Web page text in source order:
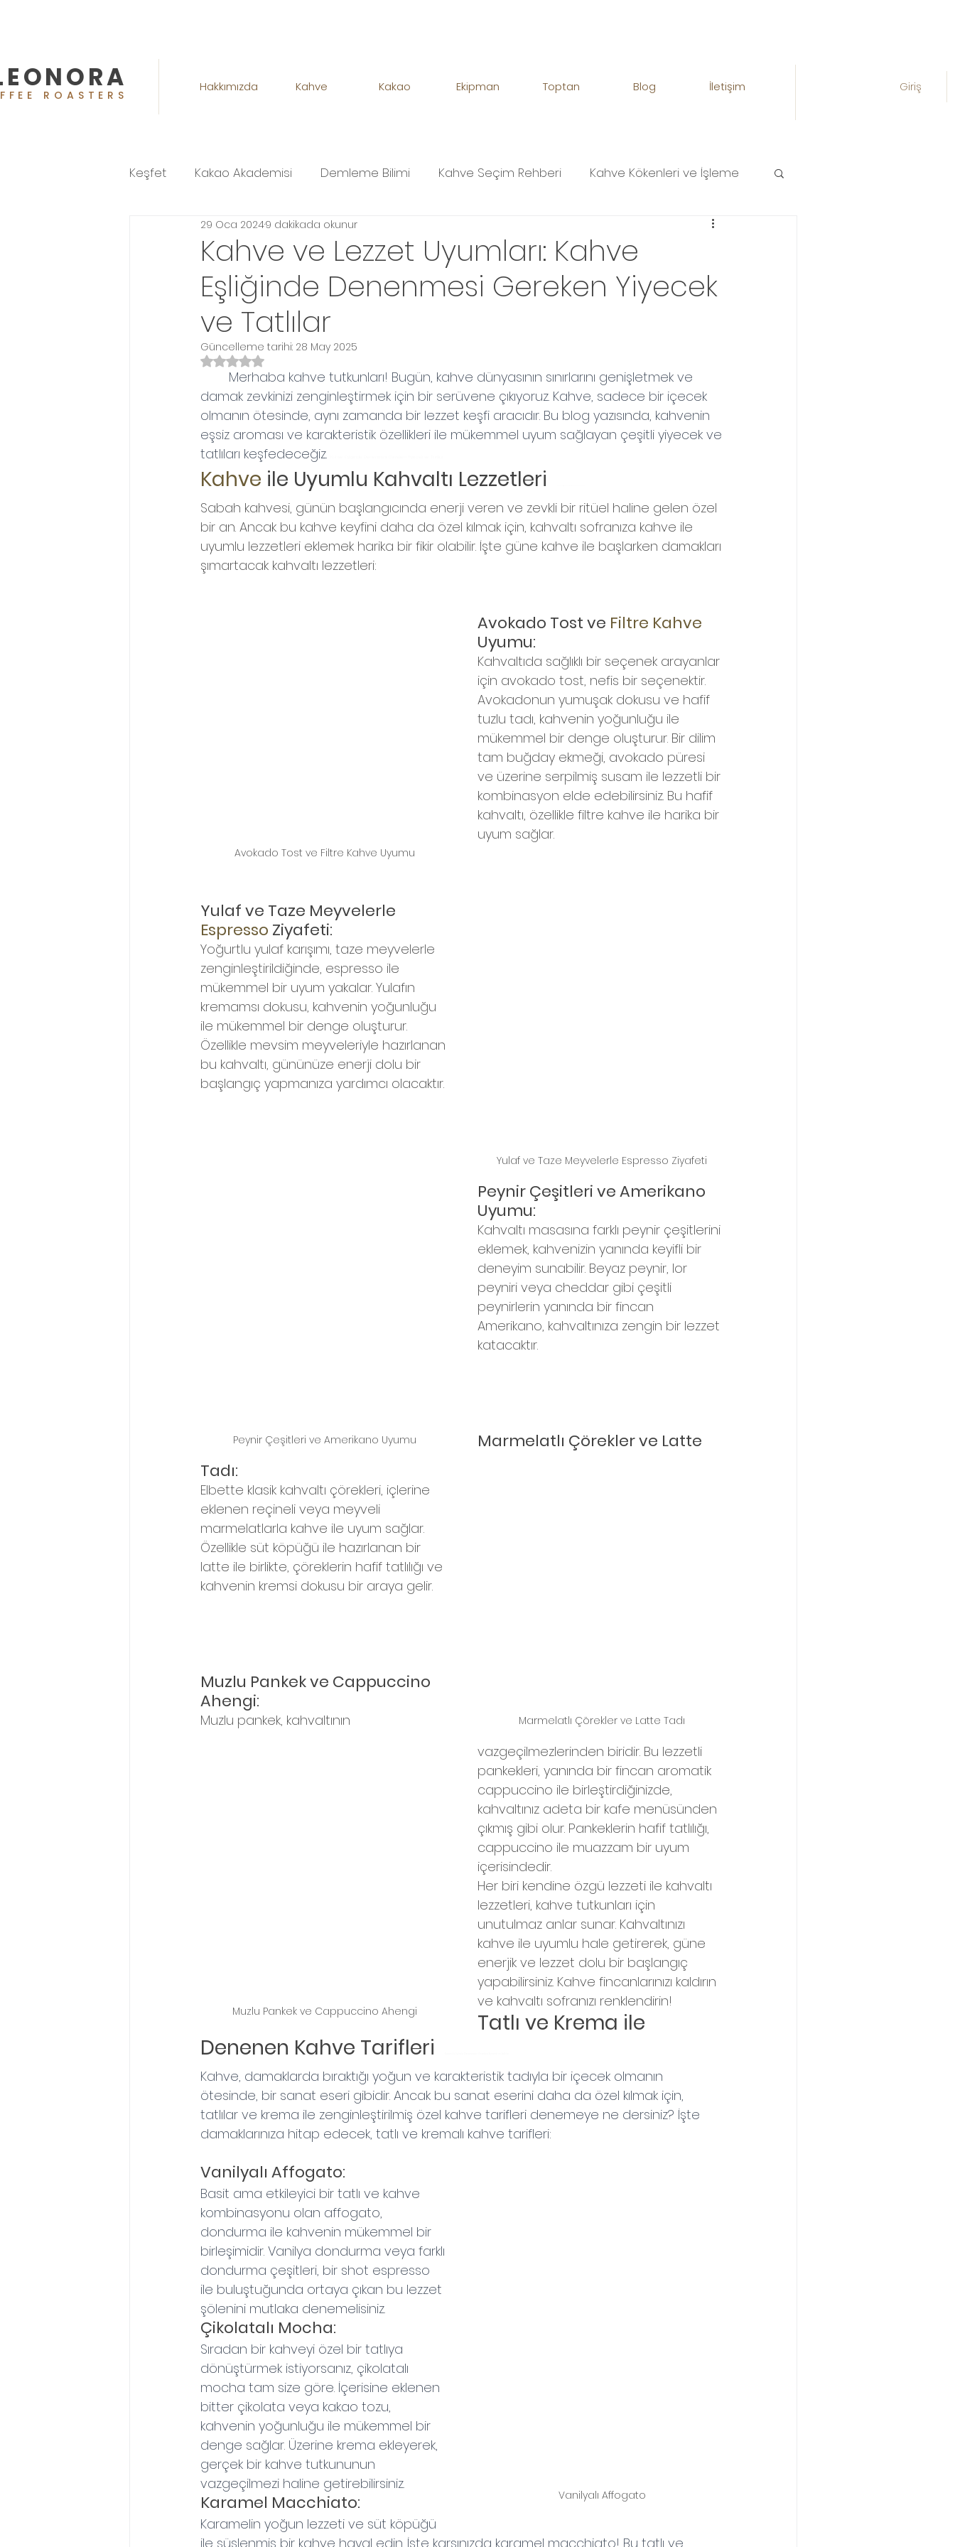
ROASTERS
Hakkımızda Kahve Kakao Ekipman Toptan Blog İletişim Giriş
Keşfet Kakao Akademisi Demleme Bilimi Kahve Seçim Rehberi Kahve Kökenleri ve İşleme
Kurumsal Kahve ve B2B
Kahve ve Lezzet Uyumları: Kahve
Eşliğinde Denenmesi Gereken Yiyecek
ve Tatlılar
29 Oca 20249 dakikada okunur
Güncelleme tarihi: 28 May 2025
5 üzerinden NaN yıldız
Merhaba kahve tutkunları! Bugün, kahve dünyasının sınırlarını genişletmek ve
damak zevkinizi zenginleştirmek için bir serüvene çıkıyoruz. Kahve, sadece bir içecek
olmanın ötesinde, aynı zamanda bir lezzet keşfi aracıdır. Bu blog yazısında, kahvenin
eşsiz aroması ve karakteristik özellikleri ile mükemmel uyum sağlayan çeşitli yiyecek ve
tatlıları keşfedeceğiz.
Kahve ile Uyumlu Kahvaltı Lezzetleri
Sabah kahvesi, günün başlangıcında enerji veren ve zevkli bir ritüel haline gelen özel
bir an. Ancak bu kahve keyfini daha da özel kılmak için, kahvaltı sofranıza kahve ile
uyumlu lezzetleri eklemek harika bir fikir olabilir. İşte güne kahve ile başlarken damakları
şımartacak kahvaltı lezzetleri:
Avokado Tost ve Filtre Kahve Uyumu
Avokado Tost ve Filtre Kahve
Uyumu:
Kahvaltıda sağlıklı bir seçenek arayanlar
için avokado tost, nefis bir seçenektir.
Avokadonun yumuşak dokusu ve hafif
tuzlu tadı, kahvenin yoğunluğu ile
mükemmel bir denge oluşturur. Bir dilim
tam buğday ekmeği, avokado püresi
ve üzerine serpilmiş susam ile lezzetli bir
kombinasyon elde edebilirsiniz. Bu hafif
kahvaltı, özellikle filtre kahve ile harika bir
uyum sağlar.
Yulaf ve Taze Meyvelerle Espresso Ziyafeti
Yulaf ve Taze Meyvelerle
Espresso Ziyafeti:
Yoğurtlu yulaf karışımı, taze meyvelerle
zenginleştirildiğinde, espresso ile
mükemmel bir uyum yakalar. Yulafın
kremamsı dokusu, kahvenin yoğunluğu
ile mükemmel bir denge oluşturur.
Özellikle mevsim meyveleriyle hazırlanan
bu kahvaltı, gününüze enerji dolu bir
başlangıç yapmanıza yardımcı olacaktır.
Peynir Çeşitleri ve Amerikano Uyumu
Peynir Çeşitleri ve Amerikano
Uyumu:
Kahvaltı masasına farklı peynir çeşitlerini
eklemek, kahvenizin yanında keyifli bir
deneyim sunabilir. Beyaz peynir, lor
peyniri veya cheddar gibi çeşitli
peynirlerin yanında bir fincan
Amerikano, kahvaltınıza zengin bir lezzet
katacaktır.
Marmelatlı Çörekler ve Latte Tadı
Marmelatlı Çörekler ve Latte
Tadı:
Elbette klasik kahvaltı çörekleri, içlerine
eklenen reçineli veya meyveli
marmelatlarla kahve ile uyum sağlar.
Özellikle süt köpüğü ile hazırlanan bir
latte ile birlikte, çöreklerin hafif tatlılığı ve
kahvenin kremsi dokusu bir araya gelir.
Muzlu Pankek ve Cappuccino Ahengi
Muzlu Pankek ve Cappuccino
Ahengi:
Muzlu pankek, kahvaltının
vazgeçilmezlerinden biridir. Bu lezzetli
pankekleri, yanında bir fincan aromatik
cappuccino ile birleştirdiğinizde,
kahvaltınız adeta bir kafe menüsünden
çıkmış gibi olur. Pankeklerin hafif tatlılığı,
cappuccino ile muazzam bir uyum
içerisindedir.
Her biri kendine özgü lezzeti ile kahvaltı
lezzetleri, kahve tutkunları için
unutulmaz anlar sunar. Kahvaltınızı
kahve ile uyumlu hale getirerek, güne
enerjik ve lezzet dolu bir başlangıç
yapabilirsiniz. Kahve fincanlarınızı kaldırın
ve kahvaltı sofranızı renklendirin!
Tatlı ve Krema ile
Denenen Kahve Tarifleri
Kahve, damaklarda bıraktığı yoğun ve karakteristik tadıyla bir içecek olmanın
ötesinde, bir sanat eseri gibidir. Ancak bu sanat eserini daha da özel kılmak için,
tatlılar ve krema ile zenginleştirilmiş özel kahve tarifleri denemeye ne dersiniz? İşte
damaklarınıza hitap edecek, tatlı ve kremalı kahve tarifleri:
Vanilyalı Affogato
Vanilyalı Affogato:
Basit ama etkileyici bir tatlı ve kahve
kombinasyonu olan affogato,
dondurma ile kahvenin mükemmel bir
birleşimidir. Vanilya dondurma veya farklı
dondurma çeşitleri, bir shot espresso
ile buluştuğunda ortaya çıkan bu lezzet
şölenini mutlaka denemelisiniz.
Çikolatalı Mocha:
Sıradan bir kahveyi özel bir tatlıya
dönüştürmek istiyorsanız, çikolatalı
mocha tam size göre. İçerisine eklenen
bitter çikolata veya kakao tozu,
kahvenin yoğunluğu ile mükemmel bir
denge sağlar. Üzerine krema ekleyerek,
gerçek bir kahve tutkununun
vazgeçilmezi haline getirebilirsiniz.
Karamel Macchiato:
Karamelin yoğun lezzeti ve süt köpüğü
ile süslenmiş bir kahve hayal edin. İşte karşınızda karamel macchiato! Bu tatlı ve